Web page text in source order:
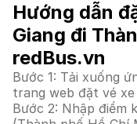
Hướng dẫn
Giang đi
redBus.vn
Bước 1: Tải xuống
trang web đặt vé
Bước 2: Nhập điểm